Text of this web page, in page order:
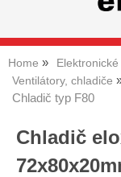
Home
Ventilátory, chladiče
Chladič typ F80
Chladič